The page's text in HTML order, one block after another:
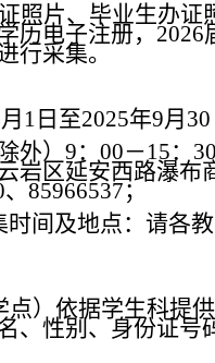
照片、毕业生办证
历电子注册， 2026
行采集。
1日至2025年9月30
外） 9：00－15：30
岩区延安西路瀑布
85966537；
时间及地点：请各
点）依据学生科提
、性别、身份证号